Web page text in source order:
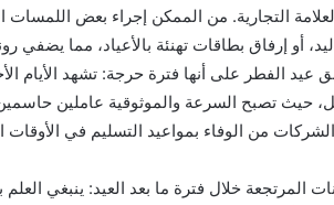
التجارية. من الممكن إجراء بعض اللمسات
أو إرفاق بطاقات تهنئة بالأعياد، مما يضفي
عيد الفطر على أنها فترة حرجة: تشهد الأيام
حيث تصبح السرعة والموثوقية عاملين
من الوفاء بمواعيد التسليم في الأوقات
المرتجعة خلال فترة ما بعد العيد: ينبغي